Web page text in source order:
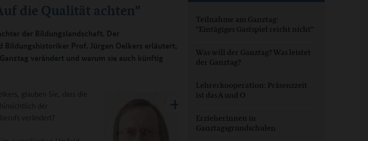
die Qualität achten"
der Bildungslandschaft. Der
Bildungshistoriker Prof. Jürgen Oelkers erläutert,
verändert und warum sie auch künftig
glauben Sie, dass die
der
verändert?
Teilnahme am Ganztag:
"Eintägiges Gastspiel reicht nicht"
Was will der Ganztag? Was leistet
der Ganztag?
Lehrerkooperation: Präsenzzeit
ist das A und O
Erzieherinnen in
Ganztagsgrundschulen